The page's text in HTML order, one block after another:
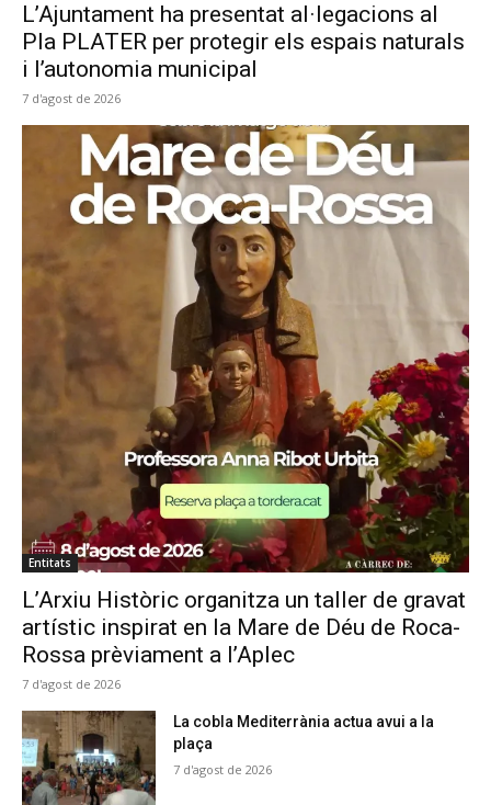
L’Ajuntament ha presentat al·legacions al
Pla PLATER per protegir els espais naturals
i l’autonomia municipal
7 d'agost de 2026
Entitats
L’Arxiu Històric organitza un taller de gravat
artístic inspirat en la Mare de Déu de Roca-
Rossa prèviament a l’Aplec
7 d'agost de 2026
La cobla Mediterrània actua avui a la
plaça
7 d'agost de 2026